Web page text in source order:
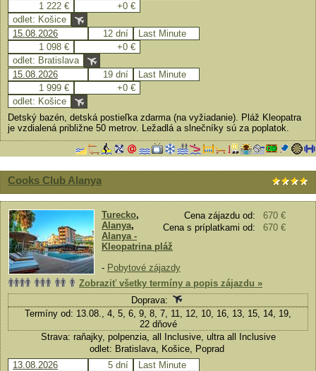
1 222 €
+0 €
odlet: Košice
15.08.2026
12 dní
Last Minute
1 098 €
+0 €
odlet: Bratislava
15.08.2026
19 dní
Last Minute
1 999 €
+0 €
odlet: Košice
Detský bazén, detská postieľka zdarma (na vyžiadanie). Pláž Kleopatra
je vzdialená približne 50 metrov. Ležadlá a slnečníky sú za poplatok.
Cooks Club Alanya
Cena zájazdu od:
670 €
Cena s príplatkami od:
670 €
Turecko,
Alanya,
Alanya -
Kleopatrina pláž
- Pobytové zájazdy
Zobraziť všetky termíny a popis zájazdu »
Doprava:
Termíny od: 13.08., 4, 5, 6, 9, 8, 7, 11, 12, 10, 16, 13, 15, 14, 19,
22 dňové
Strava: raňajky, polpenzia, all Inclusive, ultra all Inclusive
odlet: Bratislava, Košice, Poprad
13.08.2026
5 dní
Last Minute